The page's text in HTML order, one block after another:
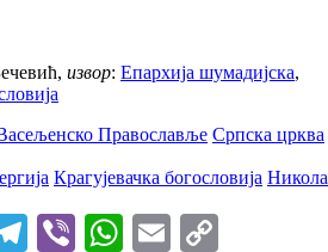
извор: Епархија шумадијска,
Православље Српска црква
Крагујевачка богословија Никола
Telegram
ViberWhatsApp
Email